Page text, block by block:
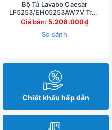
Bộ Tủ Lavabo Caesar
LF5253/EH05253AW7V Treo
Tường 500x450mm
Giá bán: 5.206.000₫
So sánh
Chiết khấu hấp dẫn